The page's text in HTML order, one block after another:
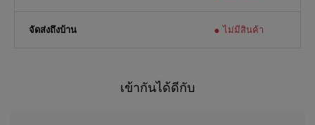
จัดส่งถึงบ้าน ไม่มีสินค้า
เข้ากันได้ดีกับ